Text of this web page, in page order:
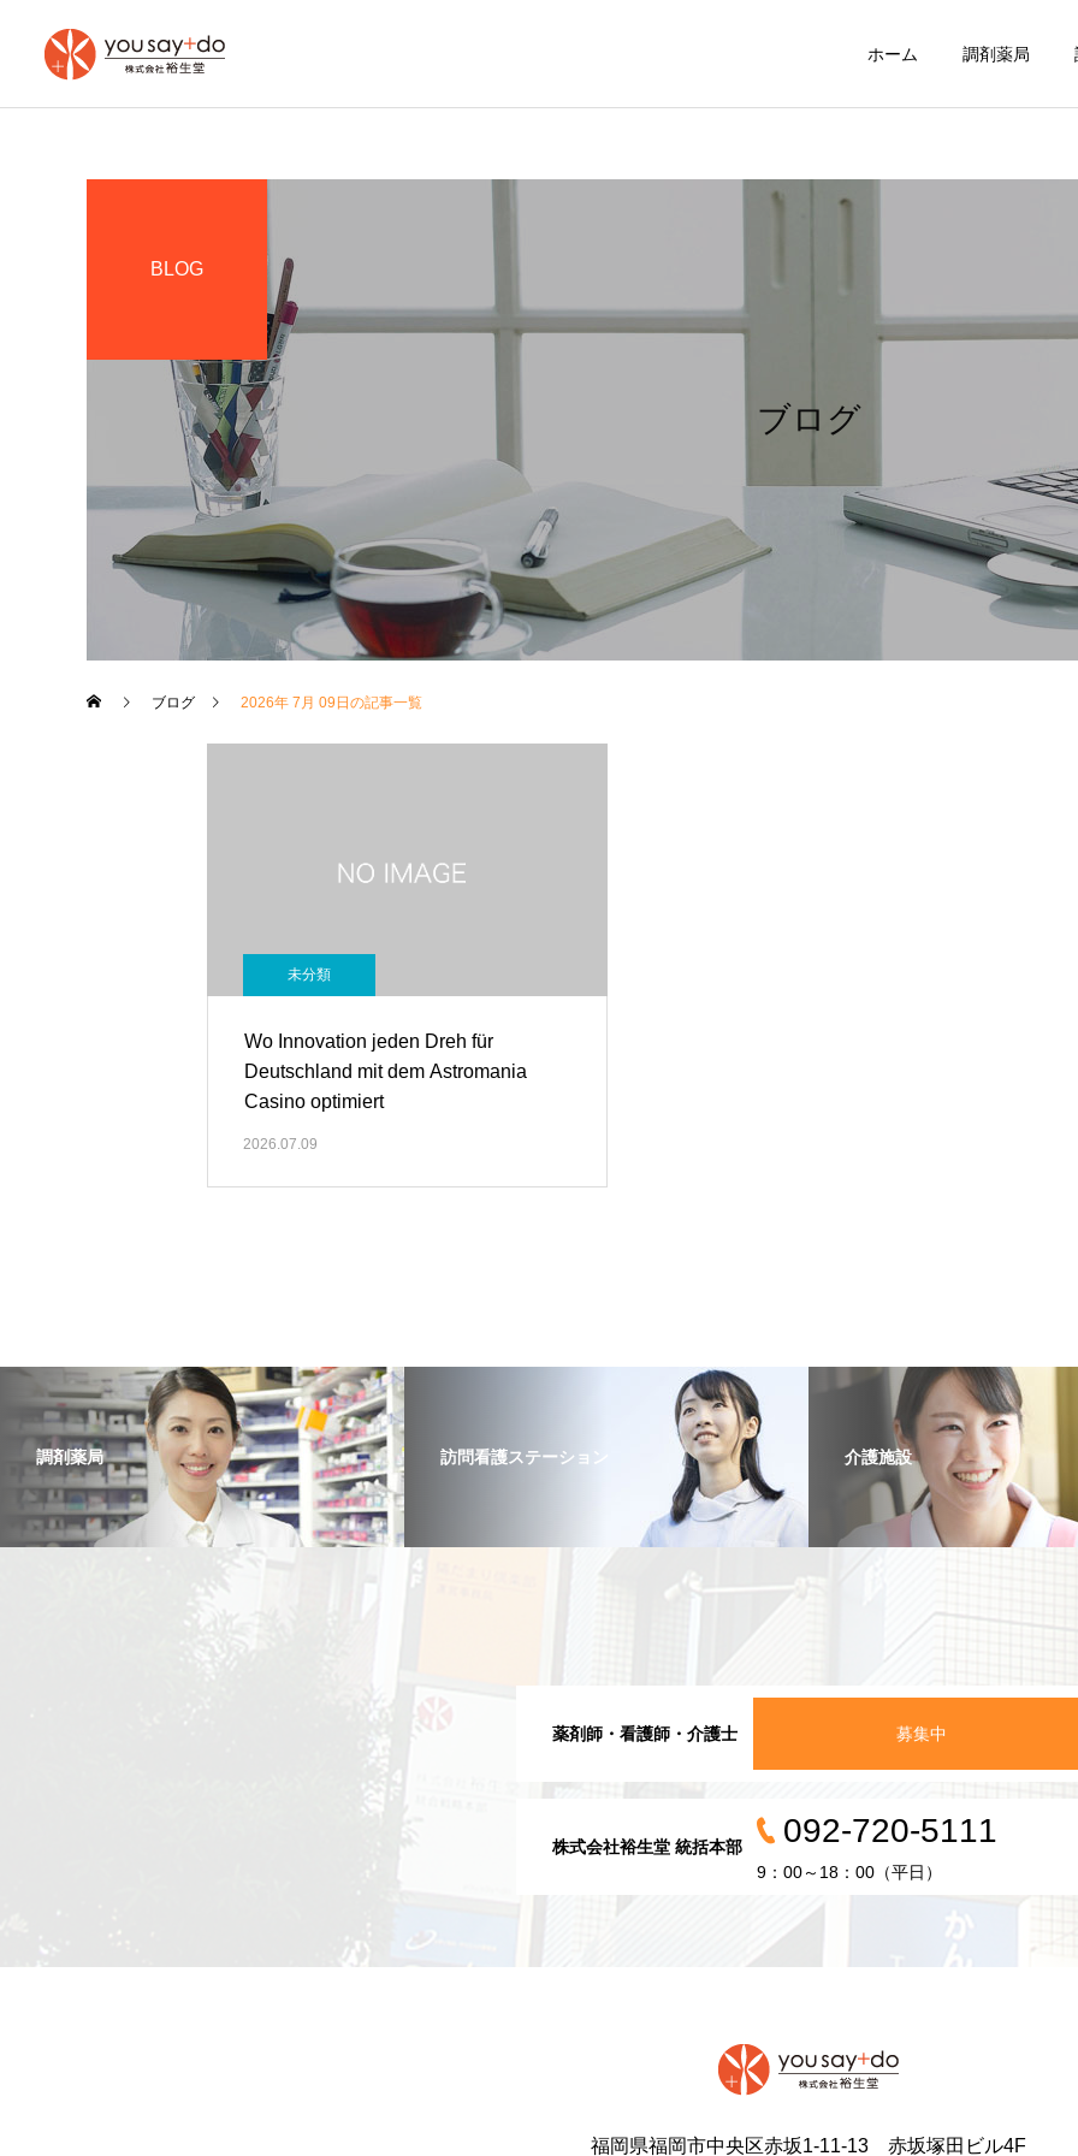
ホーム 調剤薬局
ブログ
BLOG
ブログ 2026年 7月 09日の記事一覧
未分類
Wo Innovation jeden Dreh für
Deutschland mit dem Astromania
Casino optimiert
2026.07.09
調剤薬局 訪問看護ステーション 介護施設
薬剤師・看護師・介護士 募集中
株式会社裕生堂 統括本部 092-720-5111
9：00～18：00（平日）
福岡県福岡市中央区赤坂1-11-13 赤坂塚田ビル4F